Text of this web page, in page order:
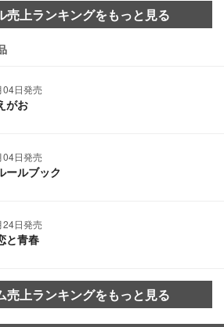
売上ランキングをもっと見る
日発売
がお
日発売
ールブック
日発売
と青春
売上ランキングをもっと見る